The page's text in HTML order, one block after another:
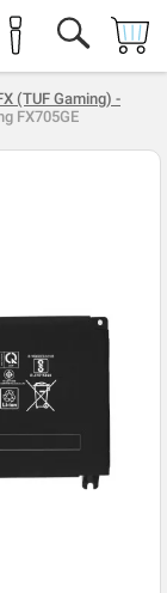
(TUF Gaming) -
FX705GE